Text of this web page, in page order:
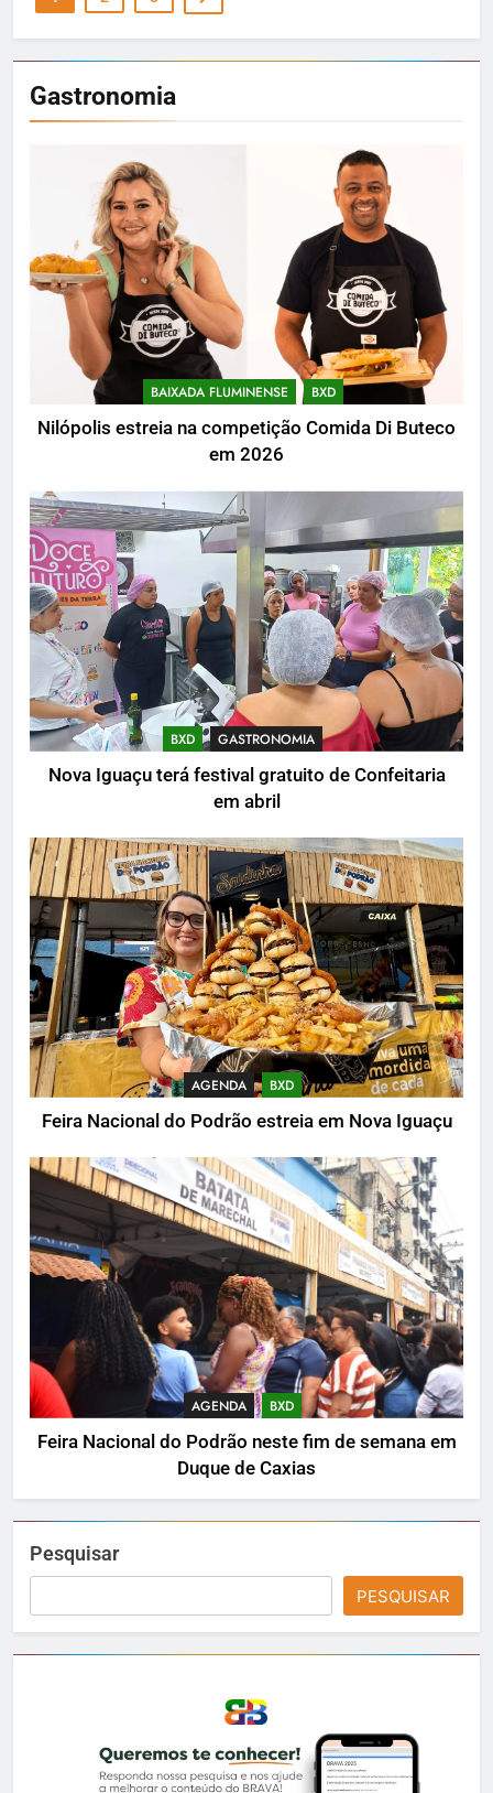
Gastronomia
BAIXADA FLUMINENSE BXD
Nilópolis estreia na competição Comida Di Buteco
em 2026
BXD GASTRONOMIA
Nova Iguaçu terá festival gratuito de Confeitaria
em abril
AGENDA BXD
Feira Nacional do Podrão estreia em Nova Iguaçu
AGENDA BXD
Feira Nacional do Podrão neste fim de semana em
Duque de Caxias
Pesquisar
PESQUISAR